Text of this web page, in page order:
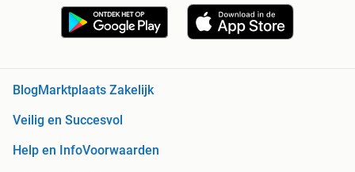
Blog Marktplaats Zakelijk
Veilig en Succesvol
Help en InfoVoorwaarden